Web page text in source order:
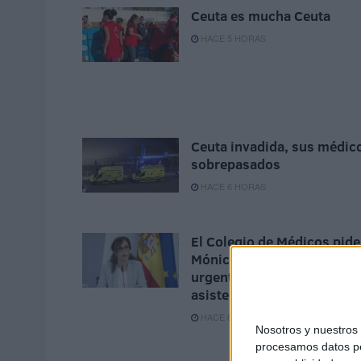
Nosotros y nuestros
procesamos datos
Ceuta es mucha Ceuta
HACE 5 HORAS
Ceuta invadida, sus
sobrepasados
HACE 6 HORAS
El Colegio de Médicos
Mónica García medidas
urgentes ante la "catástrofe
asistencial" en Ceuta
HACE 6 HORAS